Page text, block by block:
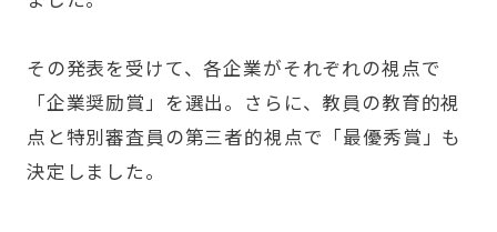
その発表を受けて、各企業がそれぞれの視点で
「企業奨励賞」 を選出。さらに、教員の教育的視
点と特別審査員の第三者的視点で「最優秀賞」も
決定しました。